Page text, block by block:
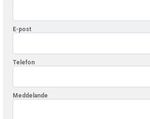
E-post
Telefon
Meddelande